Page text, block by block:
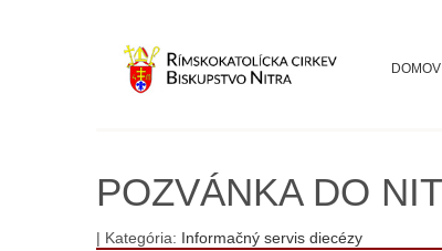
DOMOV
POZVÁNKA DO
| Kategória: Informačný servis diecézy